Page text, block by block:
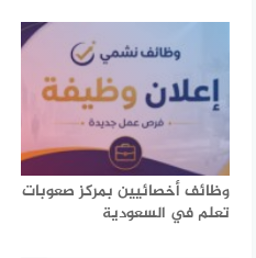
وظائف أخصائيين بمركز صعوبات
تعلم في السعودية